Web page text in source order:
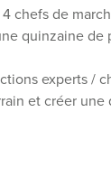
chefs de
quinzaine de
experts /
et créer une